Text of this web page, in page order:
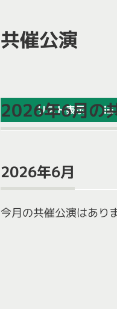
共催公演
2026年6月の
リスト表示
2026年6月
今月の共催公演はあり